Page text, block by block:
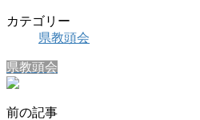
カテゴリー
県教頭会
県教頭会
前の記事